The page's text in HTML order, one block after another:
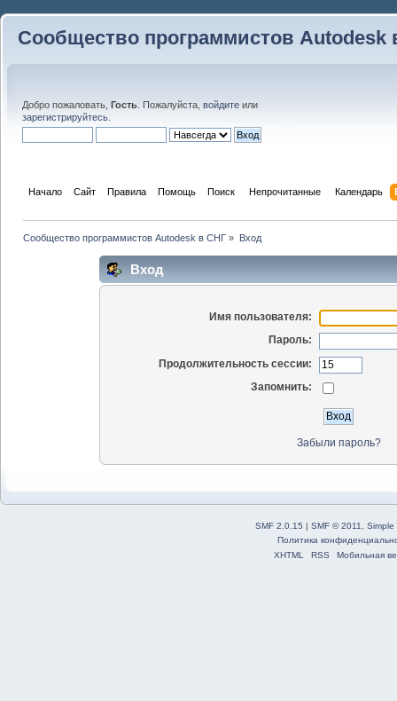
Сообщество программистов Autodesk
Добро пожаловать, Гость . Пожалуйста, войдите или
зарегистрируйтесь
Начало Сайт Правила Помощь Поиск Непрочитанные Календарь
Сообщество программистов Autodesk в СНГ » Вход
Вход
Имя пользователя:
Пароль:
Продолжительность сессии:
Запомнить:
Забыли пароль?
SMF 2.0.15 SMF © 2011, Simple
Политика
XHTML
RSS Мобильная